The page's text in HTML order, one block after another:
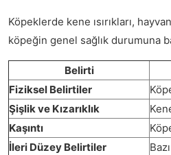
Köpeklerde kene ısırıkları,
köpeğin genel sağlık durumuna
Belirti
Fiziksel Belirtiler
Şişlik ve Kızarıklık
Kaşıntı
İleri Düzey Belirtiler